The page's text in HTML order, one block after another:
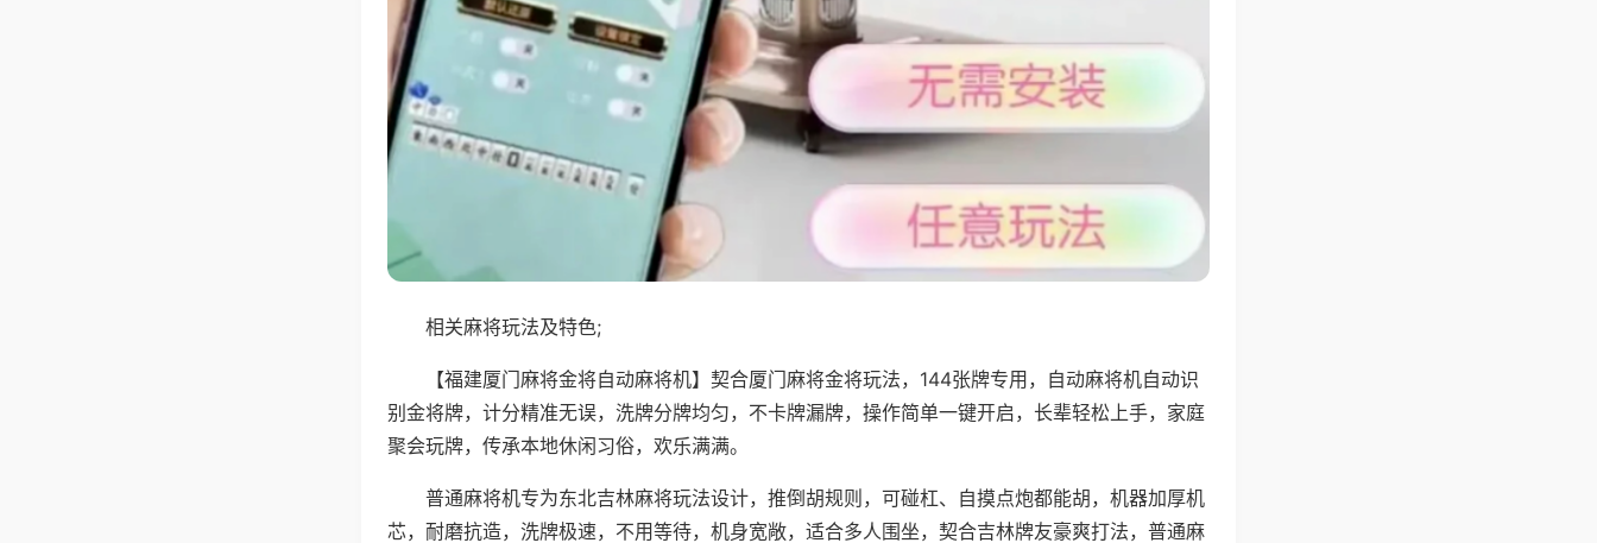
相关麻将玩法及特色;
【福建厦门麻将金将自动麻将机】契合厦门麻将金将玩法，144张牌专用，自动麻将机自动识
别金将牌，计分精准无误，洗牌分牌均匀，不卡牌漏牌，操作简单一键开启，长辈轻松上手，家庭
聚会玩牌，传承本地休闲习俗，欢乐满满。
普通麻将机专为东北吉林麻将玩法设计，推倒胡规则，可碰杠、自摸点炮都能胡，机器加厚机
芯，耐磨抗造，洗牌极速，不用等待，机身宽敞，适合多人围坐，契合吉林牌友豪爽打法，普通麻